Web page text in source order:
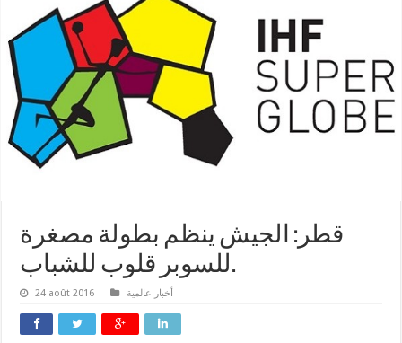
قطر: الجيش ينظم بطولة مصغرة
للسوبر قلوب للشباب.
24 août 2016 أخبار عالمية